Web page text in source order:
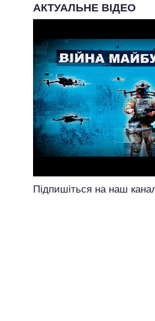
АКТУАЛЬНЕ ВІДЕО
Підпишіться на наш